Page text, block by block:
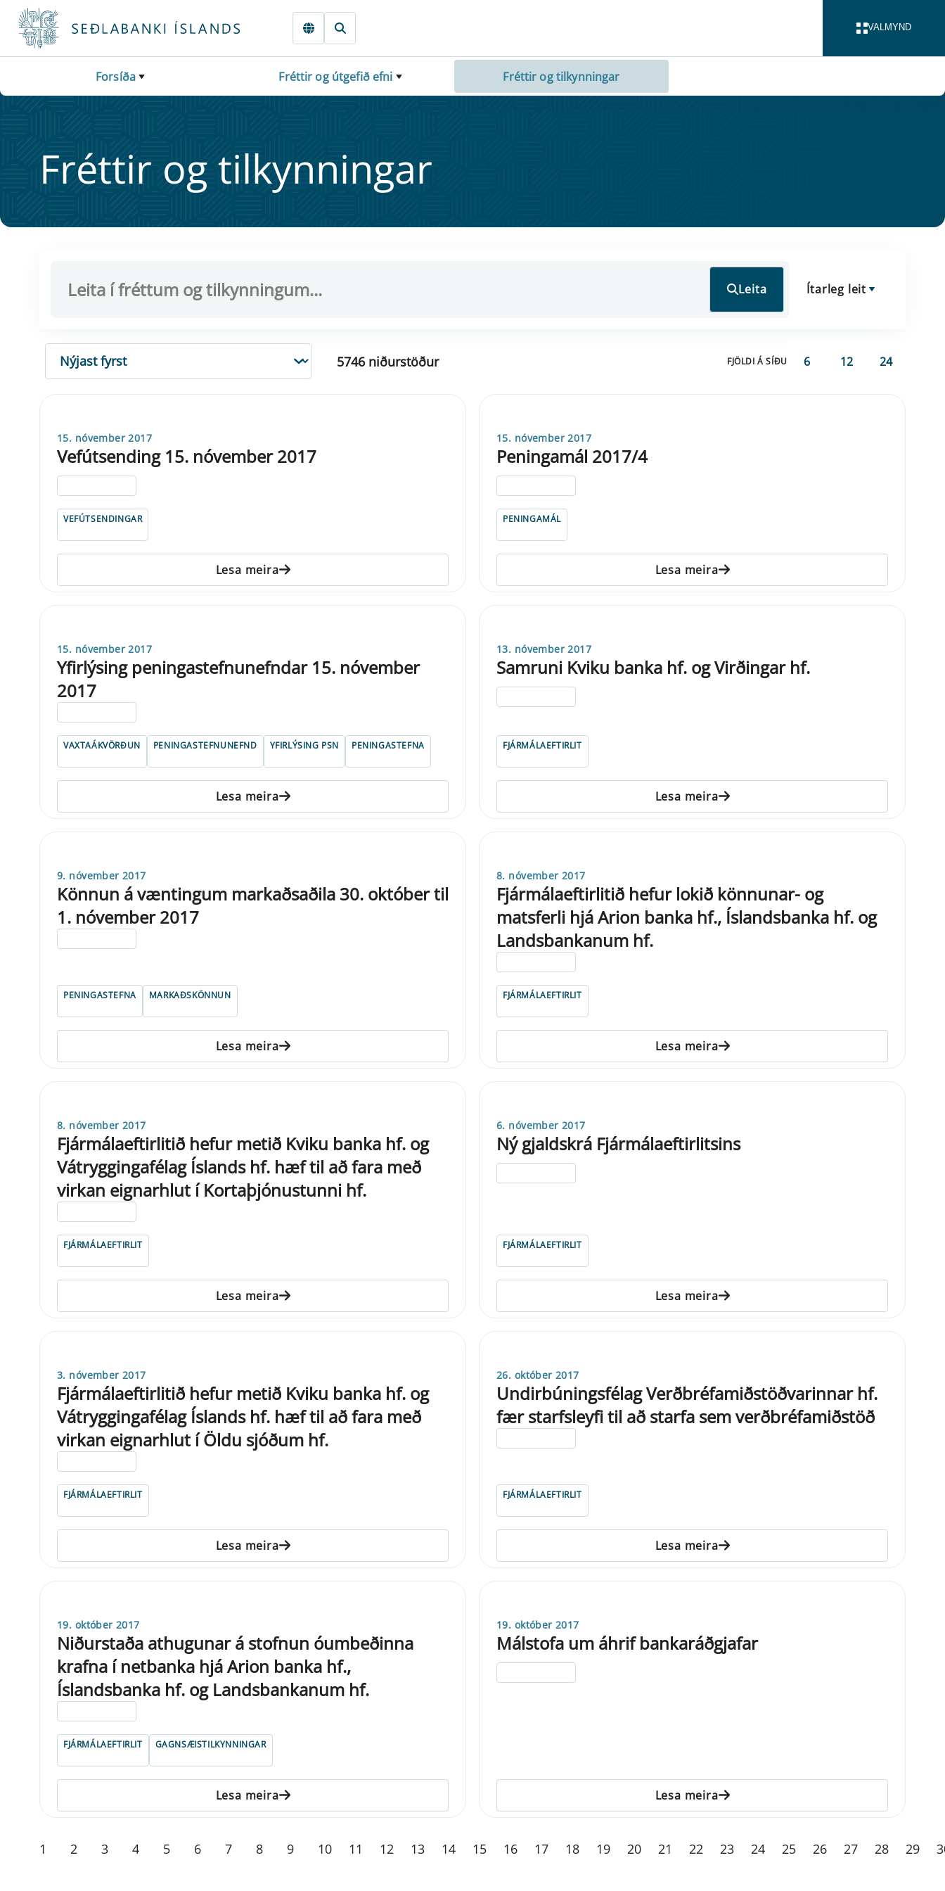
Fara beint í Meginmál
VALMYND
Forsíða Fréttir og útgefið efni Fréttir og tilkynningar
Frétt­ir og til­kynn­ing­ar
Leita Ítarleg leit
RÖÐUN
5746 niðurstöður FJÖLDI Á SÍÐU 6 12 24
15. nóvember 2017
Vefútsending 15. nóvember 2017
VEFÚTSENDINGAR
Lesa meira
15. nóvember 2017
Peningamál 2017/4
PENINGAMÁL
Lesa meira
15. nóvember 2017
Yfirlýsing peningastefnunefndar 15. nóvember
2017
VAXTAÁKVÖRÐUN PENINGASTEFNUNEFND YFIRLÝSING PSN PENINGASTEFNA
Lesa meira
13. nóvember 2017
Samruni Kviku banka hf. og Virðingar hf.
FJÁRMÁLAEFTIRLIT
Lesa meira
9. nóvember 2017
Könnun á væntingum markaðsaðila 30. október til
1. nóvember 2017
PENINGASTEFNA MARKAÐSKÖNNUN
Lesa meira
8. nóvember 2017
Fjármálaeftirlitið hefur lokið könnunar- og
matsferli hjá Arion banka hf., Íslandsbanka hf. og
Landsbankanum hf.
FJÁRMÁLAEFTIRLIT
Lesa meira
8. nóvember 2017
Fjármálaeftirlitið hefur metið Kviku banka hf. og
Vátryggingafélag Íslands hf. hæf til að fara með
virkan eignarhlut í Kortaþjónustunni hf.
FJÁRMÁLAEFTIRLIT
Lesa meira
6. nóvember 2017
Ný gjaldskrá Fjármálaeftirlitsins
FJÁRMÁLAEFTIRLIT
Lesa meira
3. nóvember 2017
Fjármálaeftirlitið hefur metið Kviku banka hf. og
Vátryggingafélag Íslands hf. hæf til að fara með
virkan eignarhlut í Öldu sjóðum hf.
FJÁRMÁLAEFTIRLIT
Lesa meira
26. október 2017
Undirbúningsfélag Verðbréfamiðstöðvarinnar hf.
fær starfsleyfi til að starfa sem verðbréfamiðstöð
FJÁRMÁLAEFTIRLIT
Lesa meira
19. október 2017
Niðurstaða athugunar á stofnun óumbeðinna
krafna í netbanka hjá Arion banka hf.,
Íslandsbanka hf. og Landsbankanum hf.
FJÁRMÁLAEFTIRLIT GAGNSÆISTILKYNNINGAR
Lesa meira
19. október 2017
Málstofa um áhrif bankaráðgjafar
Lesa meira
1 2 3 4 5 6 7 8 9 10 11 12 13 14 15 16 17 18 19 20 21 22 23 24 25 26 27 28 29